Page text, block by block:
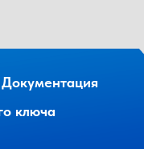
Документация
ключа